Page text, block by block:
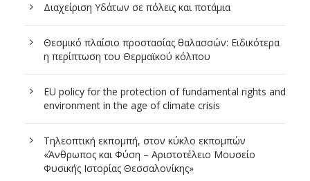
Διαχείριση Υδάτων σε πόλεις και ποτάμια
Θεσμικό πλαίσιο προστασίας θαλασσών: Ειδικότερα
η περίπτωση του Θερμαϊκού κόλπου
EU policy for the protection of fundamental rights and
environment in the age of climate crisis
Τηλεοπτική εκπομπή, στον κύκλο εκπομπών
«Άνθρωπος και Φύση – Αριστοτέλειο Μουσείο
Φυσικής Ιστορίας Θεσσαλονίκης»